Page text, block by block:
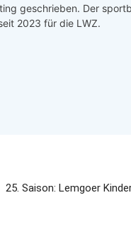
geschrieben. Der
2023 für die LWZ.
25. Saison: Lemgoer